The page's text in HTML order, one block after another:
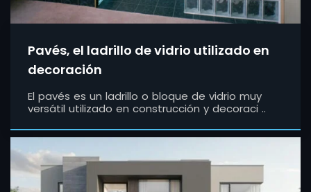
Pavés, el ladrillo de vidrio utilizado en
decoración
El pavés es un ladrillo o bloque de vidrio muy
versátil utilizado en construcción y decoraci ..